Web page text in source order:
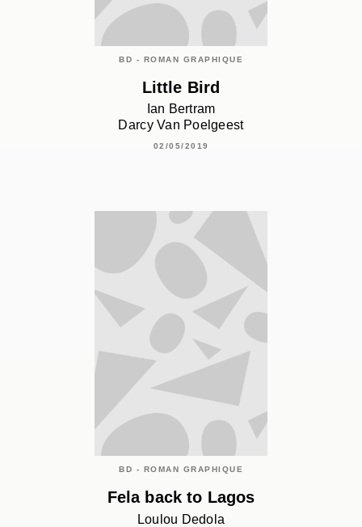
BD - ROMAN GRAPHIQUE
Little Bird
Ian Bertram
Darcy Van Poelgeest
02/05/2019
BD - ROMAN GRAPHIQUE
Fela back to Lagos
Loulou Dedola